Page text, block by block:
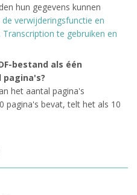
hun gegevens kunnen
de verwijderingsfunctie en
te gebruiken en
bestand als één
het aantal pagina's
pagina's bevat, telt het als 10